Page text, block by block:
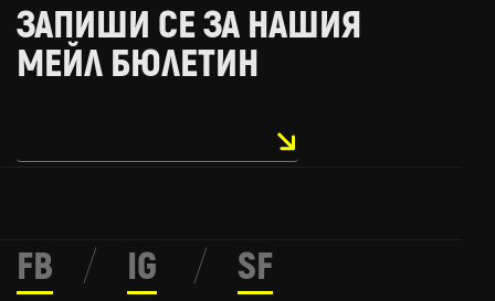
ЗАПИШИ СЕ ЗА НАШИЯ
МЕЙЛ БЮЛЕТИН
FB / IG / SF